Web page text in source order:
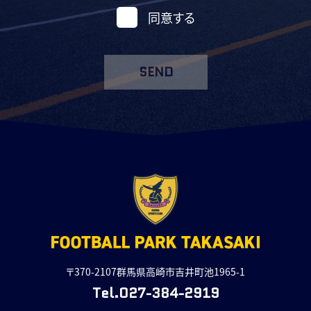
同意する
SEND
〒370-2107群馬県高崎市吉井町池1965-1
Tel.027-384-2919